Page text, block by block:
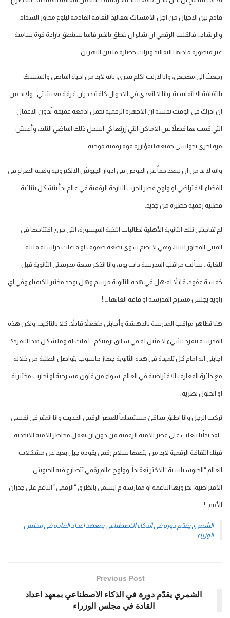
قادم بين الاجيال من اجل الامساك بمقاليد الثقافة القادمة لبلوغ محاور السداد
والرشاد… فالقلب الرقمي ان شاء ان ينطق بالخير فانما سينطق بارادة قوة سامية
غير منظورة مادتها التقاليد وتراث حضارة ما بين النهرين.
رجعتُ الى مهجعي، وانا لازلت اكلم سري، بانه لابد من احياء الماضي والتمسك
بالثقافة الالتماسية وانا لا اتعدى في الاحوال كافة جدران غرفة معيشتي.. ولابد من
ان ادرك في الوقت نفسه ان الاجهزة الرقمية تحمل ادمغة عميقة تُدون الاعمال
التي قمت بها فضلاً عن الاماكن التي زرتها كي اسجل ذلك الماضي التليد، وأعيش
مرة اخرى بحواسي جميعها بمؤازرة قوة رقمية موجبة.
وانه لا بد من ان نبتعد حقاُ عن الخوض في ادوار الجيوش الالكترونية ولعبة الصراع في
الفضاء الافتراضي او ولوج عصر الحرب الباردة الرقمية في عالم بدأ يتشكل بثنائية
قطبية رقمية خطيرة من جديد.
لم تفاجئني تلك الثانوية الأهلية لطالبات النخبة الميسورة، التي جرى افتتاحها في
المبنى المجاور لبيتنا، وهي لا تضم سوى بضعة صفوف او قاعات دراسية قليلة
للغاية.. سألت مراقب المدرسة ذات يوم، وانا اتذكر سعة مدرستي الثانوية قبل
خمسة عقود، قائلاً له:هل في هذه الثانوية مرسم وهل يوجد مختبر للكيمياء وفي اي
زاوية يجلس مسرح المدرسة او قاعة العابها ….!
هنا تظاهر مراقب المدرسة بالدهشة وأجابني منفعلاً قائلاً: كلا بالتاكيد… ولكن هذه
المدرسة تنفرد يشيء لا مثيل له في سابق ازمنتكم ..! قلت له وما شكل هذا التفرد؟
اجابني انه امام كل تلميذة في هذه الثانوية جهاز حاسوب يتواصل الطلبة من خلاله
مع دائرة المعارف الافتراضية في العالم، سواء من فنون مسرحية او تجارب مختبرية
او الحلول نظرية.
تركت الرجل وانا اطلق ساقيَ مستسلماً للعصر الرقمي الحديث وانا اتمتم في نفسي
..لقد بدأنا نتغلب على عصر الامية الرقمية من دون ان نغفل مخاطر الامية الابجدية،
فبناء الثقافة الرقمية لابد من يتبعها سلام رقمي يقوده جيل بعيد عن مشكلات
العالم “الجيوسياسية” الاكثر تعقيداً، وولوج عالم رقمي تتصارع فيه الجيوش
الافتراضية، بحروبها الناعمة او ممارسة م ايسمى بالطَرق “الرقمي” الناعم على جدران
الأمم..!
الشمري يقدّم دورة في الذكاء الاصطناعي بمعهد اعداد القادة في مجلس
الوزراء
Previous Post
الشمري يقدّم دورة في الذكاء الاصطناعي بمعهد اعداد
القادة في مجلس الوزراء